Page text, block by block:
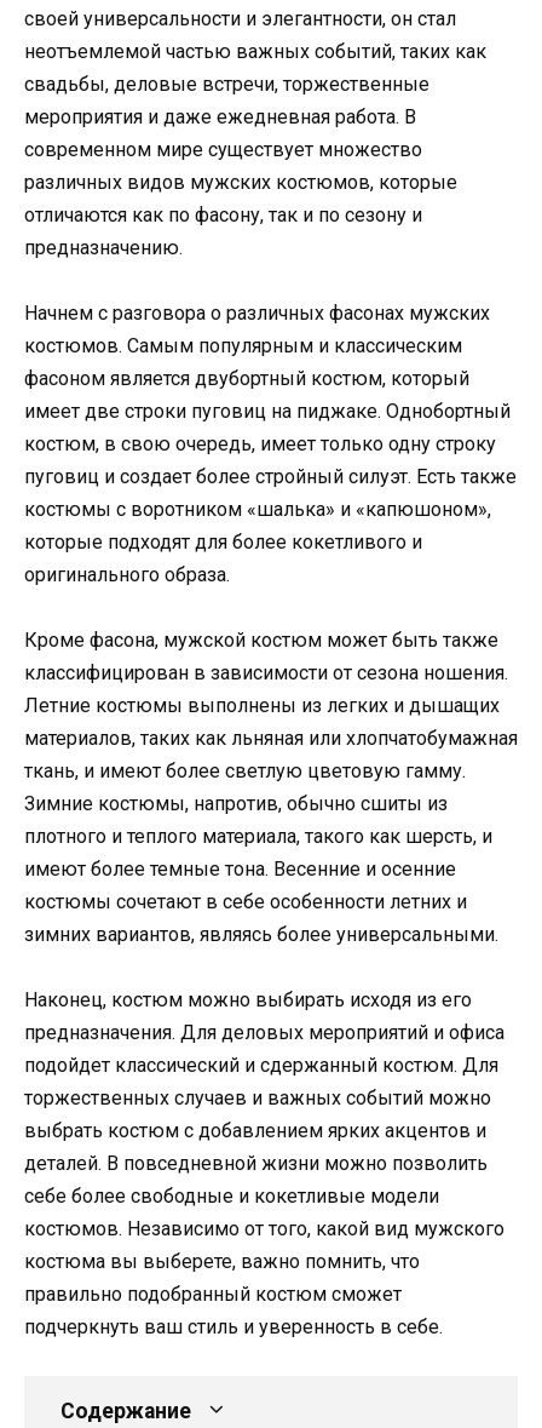
своей универсальности и элегантности, он стал
неотъемлемой частью важных событий, таких как
свадьбы, деловые встречи, торжественные
мероприятия и даже ежедневная работа. В
современном мире существует множество
различных видов мужских костюмов, которые
отличаются как по фасону, так и по сезону и
предназначению.
Начнем с разговора о различных фасонах мужских
костюмов. Самым популярным и классическим
фасоном является двубортный костюм, который
имеет две строки пуговиц на пиджаке. Однобортный
костюм, в свою очередь, имеет только одну строку
пуговиц и создает более стройный силуэт. Есть также
костюмы с воротником «шалька» и «капюшоном»,
которые подходят для более кокетливого и
оригинального образа.
Кроме фасона, мужской костюм может быть также
классифицирован в зависимости от сезона ношения.
Летние костюмы выполнены из легких и дышащих
материалов, таких как льняная или хлопчатобумажная
ткань, и имеют более светлую цветовую гамму.
Зимние костюмы, напротив, обычно сшиты из
плотного и теплого материала, такого как шерсть, и
имеют более темные тона. Весенние и осенние
костюмы сочетают в себе особенности летних и
зимних вариантов, являясь более универсальными.
Наконец, костюм можно выбирать исходя из его
предназначения. Для деловых мероприятий и офиса
подойдет классический и сдержанный костюм. Для
торжественных случаев и важных событий можно
выбрать костюм с добавлением ярких акцентов и
деталей. В повседневной жизни можно позволить
себе более свободные и кокетливые модели
костюмов. Независимо от того, какой вид мужского
костюма вы выберете, важно помнить, что
правильно подобранный костюм сможет
подчеркнуть ваш стиль и уверенность в себе.
Содержание